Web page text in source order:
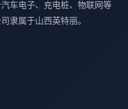
车电子、充电桩、物联网等
隶属于山西英特丽。